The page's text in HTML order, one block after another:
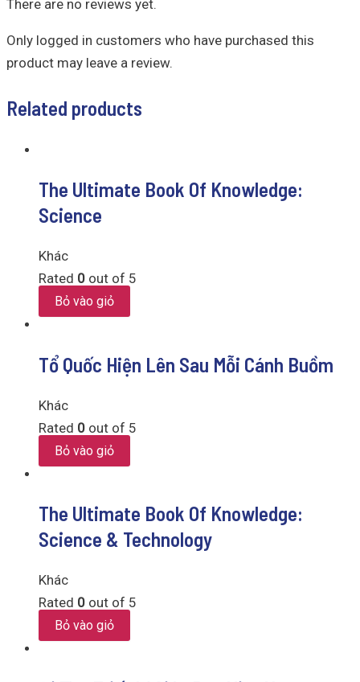
There are no reviews yet.
Only logged in customers who have purchased this
product may leave a review.
Related products
The Ultimate Book Of Knowledge:
Science
Khác
Rated 0 out of 5
Bỏ vào giỏ
Tổ Quốc Hiện Lên Sau Mỗi Cánh Buồm
Khác
Rated 0 out of 5
Bỏ vào giỏ
The Ultimate Book Of Knowledge:
Science & Technology
Khác
Rated 0 out of 5
Bỏ vào giỏ